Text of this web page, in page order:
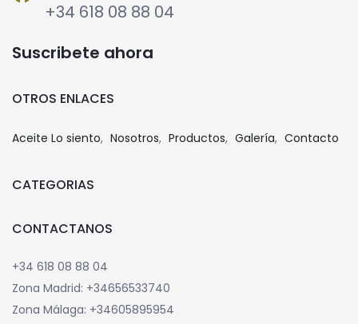
+34 618 08 88 04
Suscribete ahora
OTROS ENLACES
Aceite Lo siento Nosotros Productos Galería Contacto
CATEGORIAS
CONTACTANOS
+34 618 08 88 04
Zona Madrid: +34656533740
Zona Málaga: +34605895954